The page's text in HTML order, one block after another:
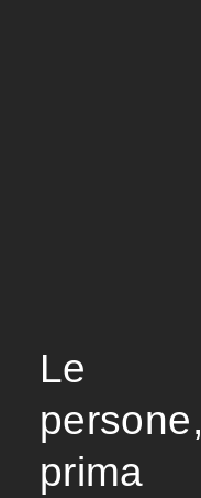
Le
persone,
prima